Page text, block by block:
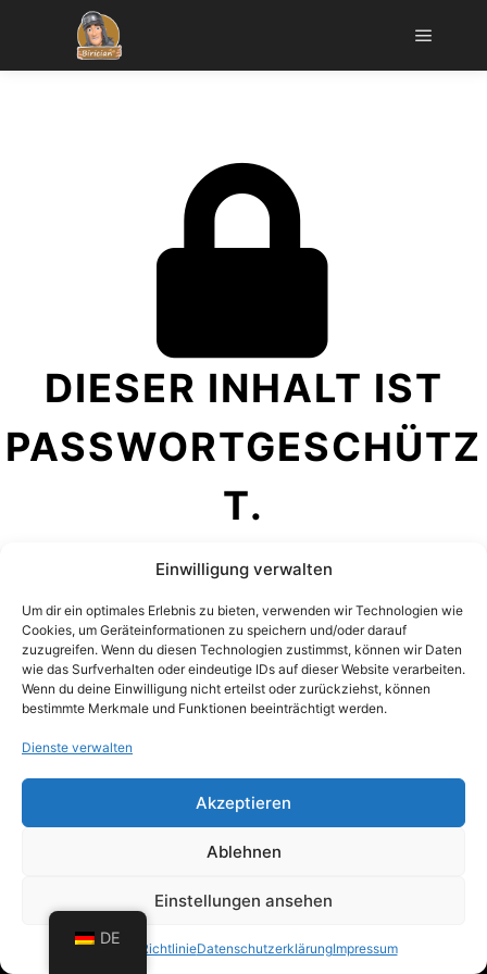
Einwilligung verwalten
Um dir ein optimales Erlebnis zu bieten, verwenden wir Technologien wie
Cookies, um Geräteinformationen zu speichern und/oder darauf
zuzugreifen. Wenn du diesen Technologien zustimmst, können wir Daten
wie das Surfverhalten oder eindeutige IDs auf dieser Website verarbeiten.
Wenn du deine Einwilligung nicht erteilst oder zurückziehst, können
bestimmte Merkmale und Funktionen beeinträchtigt werden.
Dienste verwalten
Akzeptieren
Ablehnen
Einstellungen ansehen
Cookie-RichtlinieDatenschutzerklärungImpressum
DIESER INHALT IST
PASSWORTGESCHÜTZ
T.
BITTE GIB UNTEN DEIN
PASSWORT EIN
Erstellt von ArcTron 3D GmbH
Datenschutz
DE